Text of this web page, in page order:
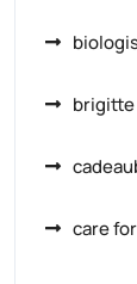
brigitte
care